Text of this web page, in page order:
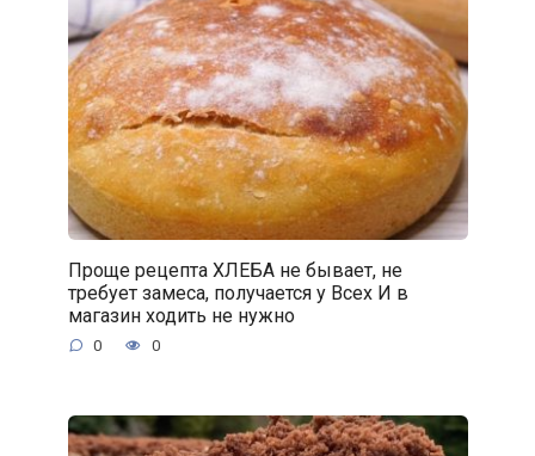
Проще рецепта ХЛЕБА не бывает, не
требует замеса, получается у Всех И в
магазин ходить не нужно
0 0